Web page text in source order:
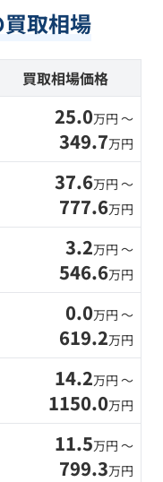
取相場
買取相場価格
25.0万円 〜
349.7万円
37.6万円 〜
777.6万円
3.2万円 〜
546.6万円
0.0万円 〜
619.2万円
14.2万円 〜
1150.0万円
11.5万円 〜
799.3万円